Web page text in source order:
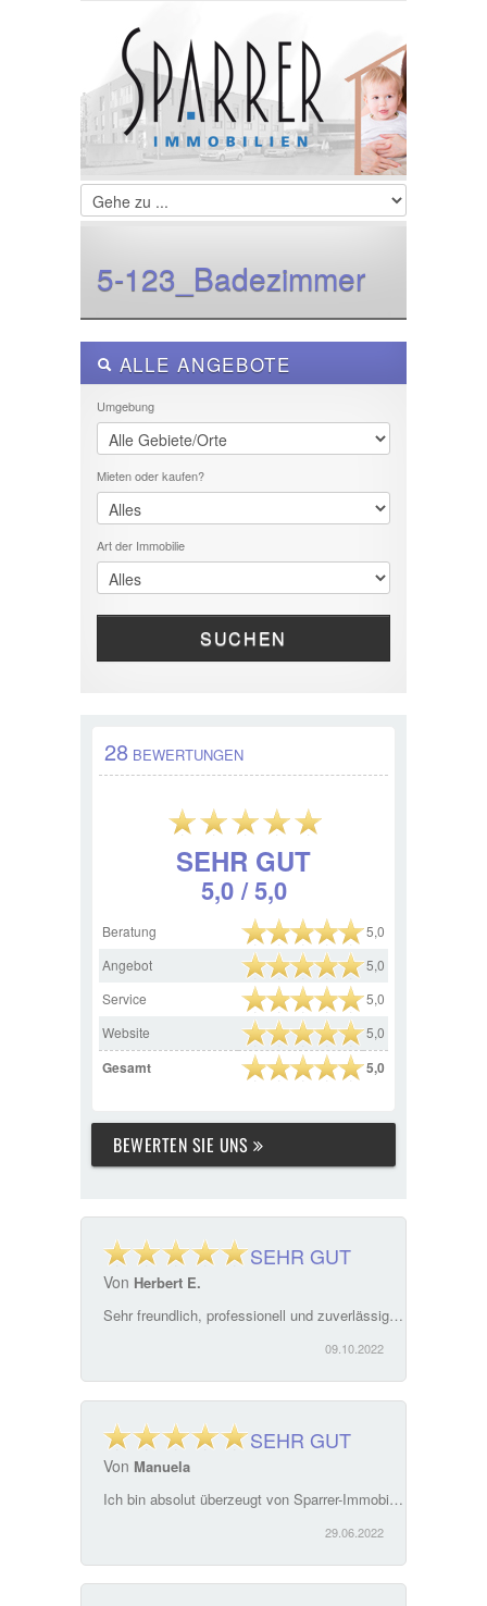
LOGIN
Username :
Password :
Register|Recover Password
5-123_Badezimmer
ALLE ANGEBOTE
Umgebung
Mieten oder kaufen?
Art der Immobilie
SUCHEN
28BEWERTUNGEN
SEHR GUT
5,0 / 5,0
Beratung
5,0
Angebot
5,0
Service
5,0
Website
5,0
Gesamt 5,0
BEWERTEN SIE UNS
SEHR GUT
Von Herbert E.
Sehr freundlich, professionell und zuverlässig. Frau Sparrer hat für uns das bestmögliche passende Mietobjekt gefunden. Wir sind mehr als zufrieden. Überaus Kompetente Beratung, kurze Reaktionszeiten, unkomplizierte Abwicklung. Immobilien Sparrer ist mit Nachdruck zu empfehlen!\"
09.10.2022
SEHR GUT
Von Manuela
Ich bin absolut überzeugt von Sparrer-Immobilien. Sehr kompetent und freundlich. Hilfe und Lösung für alle Fragen rund um, ich empfehle das Team auf jeden Fall weiter. Frau Sparrer setzt sich für alle Belange Kaufvertrag, Verkauf von Immobilien mit großer Erfahrung, Kompetenz und Menschlichkeit ein.
29.06.2022